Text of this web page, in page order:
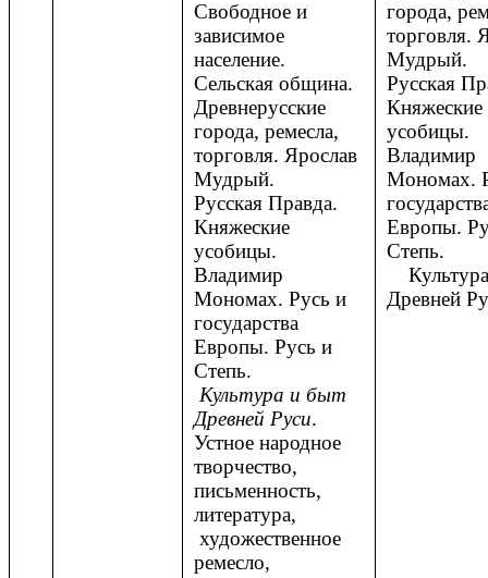
Свободное и
зависимое
население.
Сельская община.
Древнерусские
города, ремесла,
торговля. Ярослав
Мудрый.
Русская Правда.
Княжеские
усобицы.
Владимир
Мономах. Русь и
государства
Европы. Русь и
Степь.
Культура и быт
Древней Руси.
Устное народное
творчество,
письменность,
литература,
художественное
ремесло,
города,
торговля.
Мудрый.
Русская
Княжеские
Владимир
Мономах.
Европы.
Степь.
Древней